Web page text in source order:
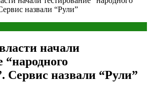
назвали “Рули”
начали
“народного
Сервис назвали “Рули”